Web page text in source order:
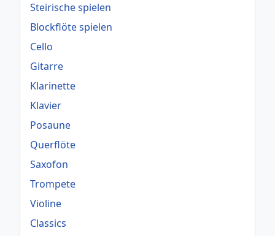
Steirische spielen
Blockflöte spielen
Cello
Gitarre
Klarinette
Klavier
Posaune
Querflöte
Saxofon
Trompete
Violine
Classics